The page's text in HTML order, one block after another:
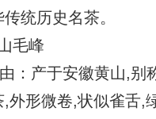
统历史名茶。
毛峰
由：产于安徽黄山,别
外形微卷,状似雀舌,